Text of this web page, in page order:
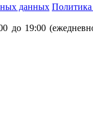
данных Политика
до 19:00